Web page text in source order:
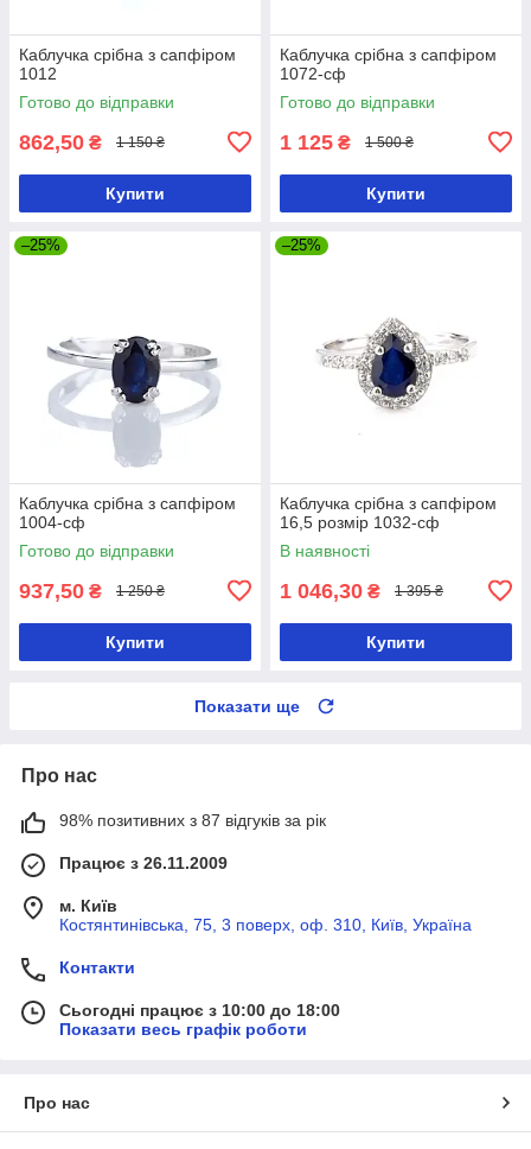
Каблучка срібна з сапфіром
1012
Готово до відправки
862,50 ₴ 1 150 ₴
Купити
Каблучка срібна з сапфіром
1072-сф
Готово до відправки
1 125 ₴ 1 500 ₴
Купити
–25%
Каблучка срібна з сапфіром
1004-сф
Готово до відправки
937,50 ₴ 1 250 ₴
Купити
–25%
Каблучка срібна з сапфіром
16,5 розмір 1032-сф
В наявності
1 046,30 ₴ 1 395 ₴
Купити
Показати ще
Про нас
98% позитивних з 87 відгуків за рік
Працює з 26.11.2009
м. Київ
Костянтинівська, 75, 3 поверх, оф. 310, Київ, Україна
Контакти
Сьогодні працює з 10:00 до 18:00
Показати весь графік роботи
Про нас